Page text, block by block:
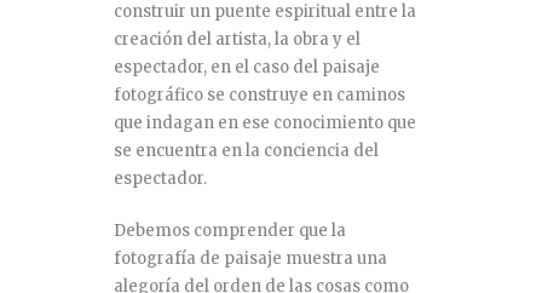
construir un puente espiritual entre la
creación del artista, la obra y el
espectador, en el caso del paisaje
fotográfico se construye en caminos
que indagan en ese conocimiento que
se encuentra en la conciencia del
espectador.
Debemos comprender que la
fotografía de paisaje muestra una
alegoría del orden de las cosas como